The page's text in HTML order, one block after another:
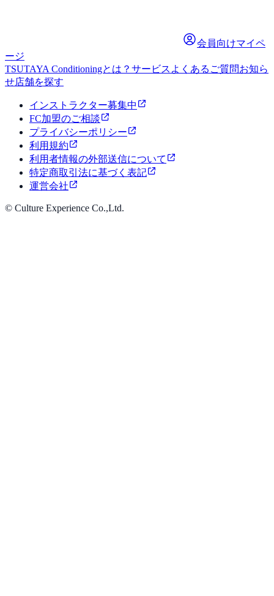
会員向けマイペ
ージ
TSUTAYA Conditioningとは？ サービス よくあるご質問お知ら
せ店舗を探す
インストラクター募集中
FC加盟のご相談
プライバシーポリシー
利用規約
利用者情報の外部送信について
特定商取引法に基づく表記
運営会社
© Culture Experience Co.,Ltd.